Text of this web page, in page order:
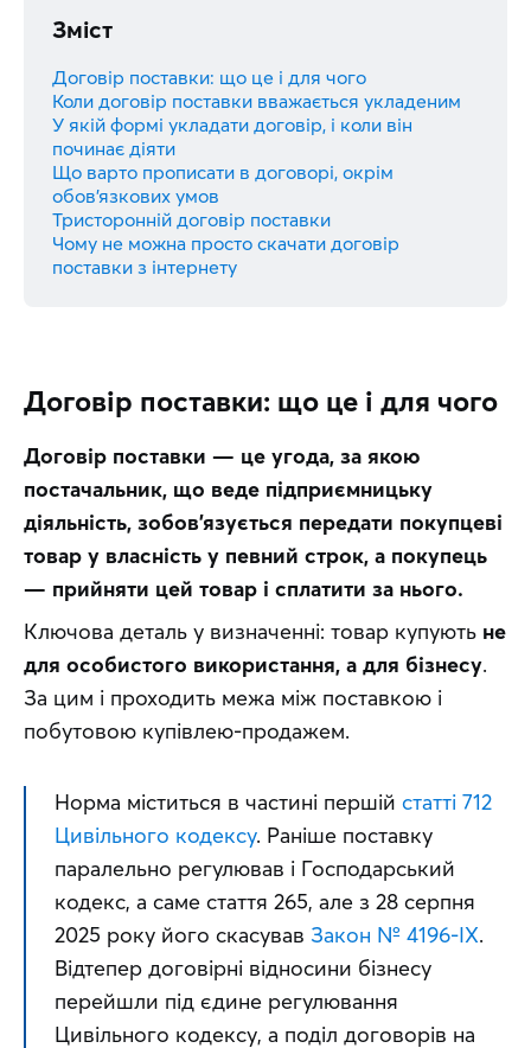
Зміст
Договір поставки: що це і для чого
Коли договір поставки вважається укладеним
У якій формі укладати договір, і коли він
починає діяти
Що варто прописати в договорі, окрім
обов’язкових умов
Тристоронній договір поставки
Чому не можна просто скачати договір
поставки з інтернету
Договір поставки: що це і для чого
Договір поставки — це угода, за якою
постачальник, що веде підприємницьку
діяльність, зобов’язується передати покупцеві
товар у власність у певний строк, а покупець
— прийняти цей товар і сплатити за нього.
Ключова деталь у визначенні: товар купують не
для особистого використання, а для бізнесу.
За цим і проходить межа між поставкою і
побутовою купівлею-продажем.
Норма міститься в частині першій статті 712
Цивільного кодексу. Раніше поставку
паралельно регулював і Господарський
кодекс, а саме стаття 265, але з 28 серпня
2025 року його скасував Закон № 4196-IX.
Відтепер договірні відносини бізнесу
перейшли під єдине регулювання
Цивільного кодексу, а поділ договорів на